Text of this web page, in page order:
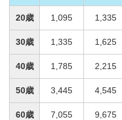
20歳 1,095 1,335
30歳 1,335 1,625
40歳 1,785 2,215
50歳 3,445 4,545
60歳 7,055 9,675